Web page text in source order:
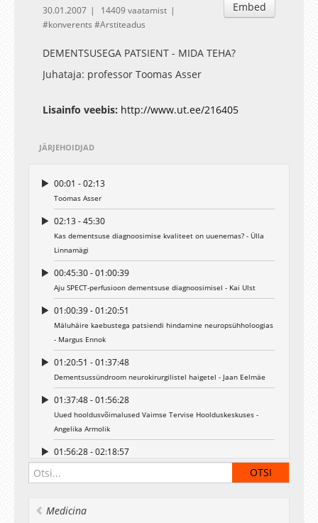
Embed
30.01.2007
14409 vaatamist
konverents
Arstiteadus
DEMENTSUSEGA PATSIENT - MIDA TEHA?
Juhataja: professor Toomas Asser
Lisainfo veebis: http://www.ut.ee/216405
JÄRJEHOIDJAD
00:01 - 02:13
Toomas Asser
02:13 - 45:30
Kas dementsuse diagnoosimise kvaliteet on uuenemas? - Ülla
Linnamägi
00:45:30 - 01:00:39
Aju SPECT-perfusioon dementsuse diagnoosimisel - Kai Ulst
01:00:39 - 01:20:51
Mäluhäire kaebustega patsiendi hindamine neuropsühholoogias
- Margus Ennok
01:20:51 - 01:37:48
Dementsussündroom neurokirurgilistel haigetel - Jaan Eelmäe
01:37:48 - 01:56:28
Uued hooldusvõimalused Vaimse Tervise Hoolduskeskuses -
Angelika Armolik
01:56:28 - 02:18:57
- Ando Vaher
Medicina